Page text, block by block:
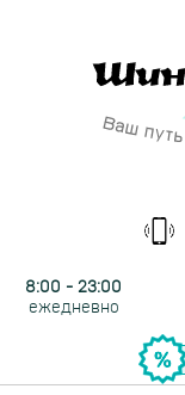
8:00 - 23:00
ежедневно